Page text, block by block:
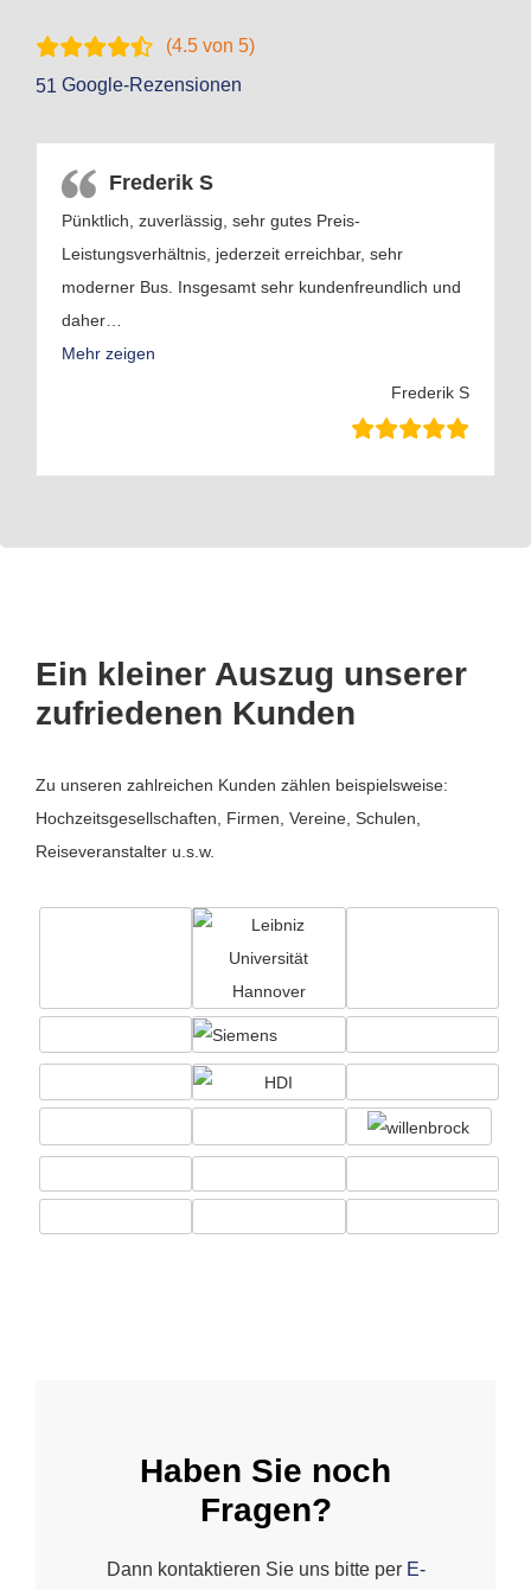
(4.5 von 5)
51 Google-Rezensionen
Frederik S
Pünktlich, zuverlässig, sehr gutes Preis-
Leistungsverhältnis, jederzeit erreichbar, sehr
moderner Bus. Insgesamt sehr kundenfreundlich und
daher
Mehr zeigen
Frederik S
Ein kleiner Auszug unserer
zufriedenen Kunden
Zu unseren zahlreichen Kunden zählen beispielsweise:
Hochzeitsgesellschaften, Firmen, Vereine, Schulen,
Reiseveranstalter u.s.w.
Haben Sie noch
Fragen?
Dann kontaktieren Sie uns bitte per E-